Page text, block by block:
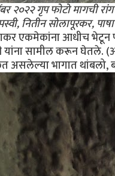
२०२२ गृप फोटो मागची
नितीन सोलापूरकर,
एकमेकांना आधीच भेटून
यांना सामील करून घेतले.
असलेल्या भागात